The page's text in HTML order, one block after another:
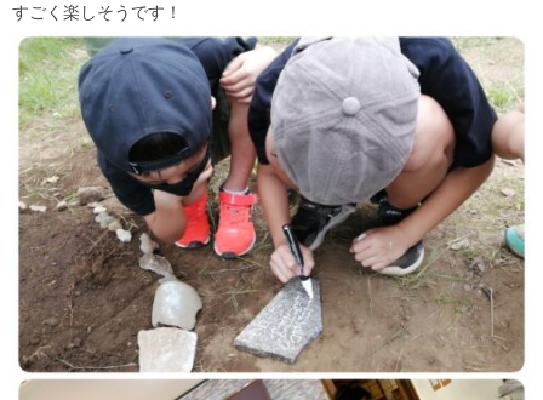
すごく楽しそうです！